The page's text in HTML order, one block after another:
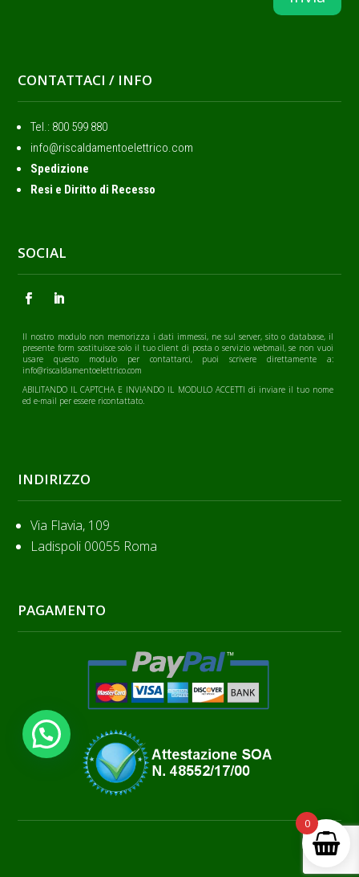
CONTATTACI / INFO
Tel.: ‭800 599 880
info@riscaldamentoelettrico.com
Spedizione
Resi e Diritto di Recesso
SOCIAL
Il nostro modulo non memorizza i dati immessi, ne sul server, sito o database, il
presente form sostituisce solo il tuo client di posta o servizio webmail, se non vuoi
usare questo modulo per contattarci, puoi scrivere direttamente a:
info@riscaldamentoelettrico.com
ABILITANDO IL CAPTCHA E INVIANDO IL MODULO ACCETTI di inviare il tuo nome
ed e-mail per essere ricontattato.
INDIRIZZO
Via Flavia, 109
Ladispoli 00055 Roma
PAGAMENTO
0